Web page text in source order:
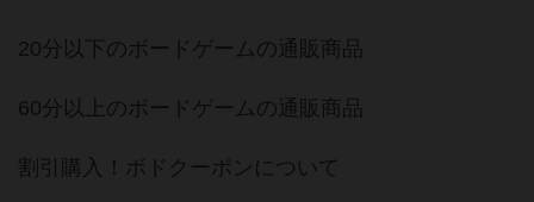
20分以下のボードゲームの通販商品
60分以上のボードゲームの通販商品
割引購入！ボドクーポンについて